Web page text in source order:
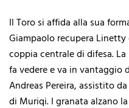
Il Toro si affida alla sua
Giampaolo recupera
coppia centrale di difesa.
fa vedere e va in vantaggio
Andreas Pereira, assistito
di Muriqi. I granata alzano